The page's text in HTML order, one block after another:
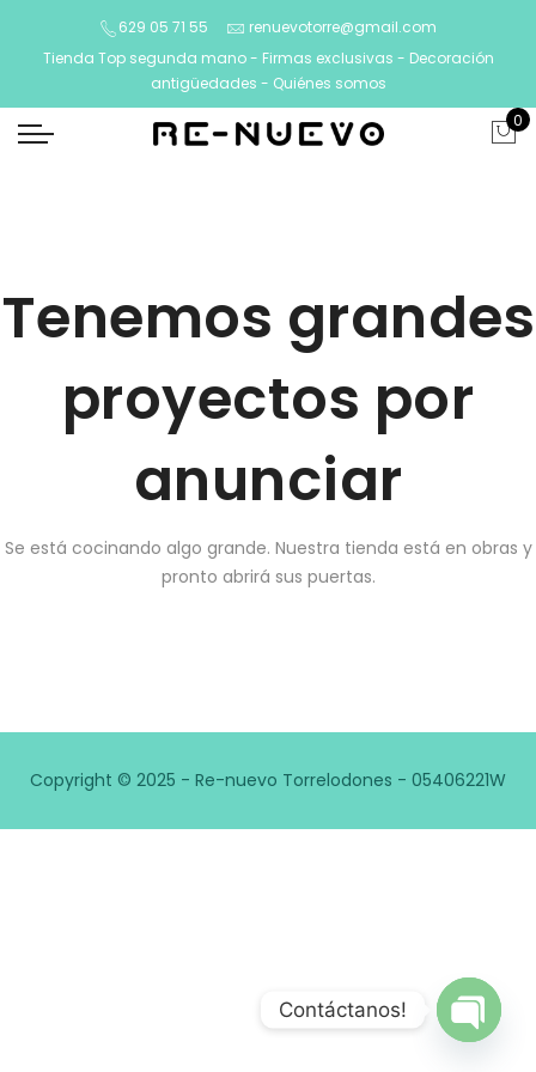
629 05 71 55
renuevotorre@gmail.com
Tienda Top segunda mano - Firmas exclusivas - Decoración
antigüedades - Quiénes somos
0
Tenemos grandes
proyectos por
anunciar
Se está cocinando algo grande. Nuestra tienda está en obras y
pronto abrirá sus puertas.
Copyright © 2025 - Re-nuevo Torrelodones - 05406221W
Contáctanos!